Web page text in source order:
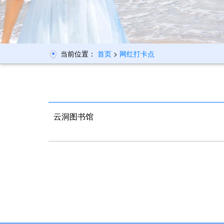
当前位置： 首页 > 网红打卡点
云洞图书馆